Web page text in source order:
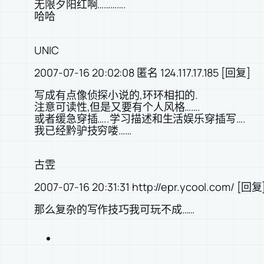
无限夕阳红啊………….
哈哈
UNIC
2007-07-16 20:02:08 匿名 124.117.17.185 [回复]
写成有点像侦探小说的,环环相扣的.
注意可读性,但是又要有个人风格…….
或者缓急穿插…..学习描述和生活娱乐穿插写….
我已经黔驴技穷喽……
古雴
2007-07-16 20:31:31 http://epr.ycool.com/ [回
那么复杂的写作技巧我可玩不成……